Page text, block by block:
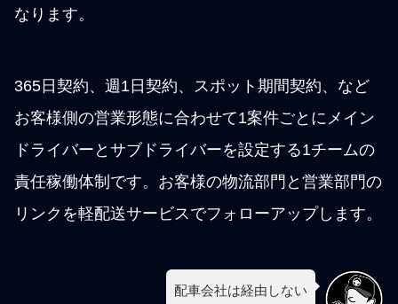
なります。
365日契約、週1日契約、スポット期間契約、など
お客様側の営業形態に合わせて1案件ごとにメイン
ドライバーとサブドライバーを設定する1チームの
責任稼働体制です。お客様の物流部門と営業部門の
リンクを軽配送サービスでフォローアップします。
配車会社は経由しない